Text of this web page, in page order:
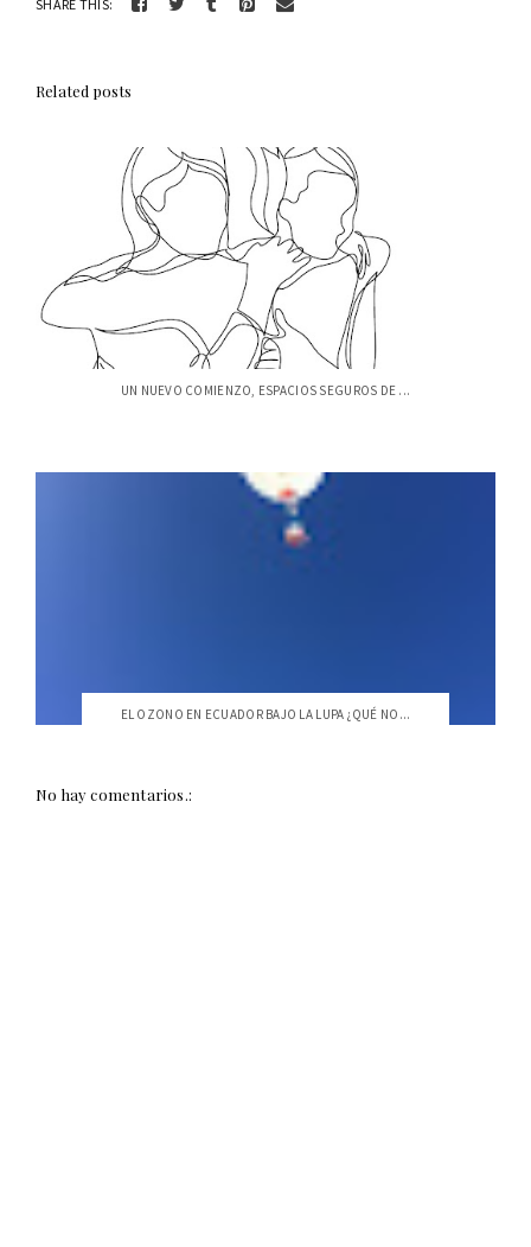
SHARE THIS:
Related posts
UN NUEVO COMIENZO, ESPACIOS SEGUROS DE ...
EL OZONO EN ECUADOR BAJO LA LUPA ¿QUÉ NO...
No hay comentarios.: